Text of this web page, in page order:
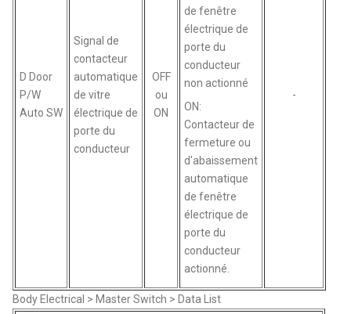
D Door
P/W
Auto SW
Signal de
contacteur
automatique
de vitre
électrique de
porte du
conducteur
OFF
ou
ON
de fenêtre
électrique de
porte du
conducteur
non actionné
ON:
Contacteur de
fermeture ou
d'abaissement
automatique
de fenêtre
électrique de
porte du
conducteur
actionné.
-
Body Electrical > Master Switch > Data List